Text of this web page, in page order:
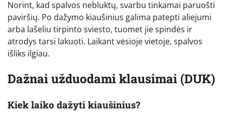
Norint, kad spalvos nebluktų, svarbu tinkamai paruošti
paviršių. Po dažymo kiaušinius galima patepti aliejumi
arba lašeliu tirpinto sviesto, tuomet jie spindės ir
atrodys tarsi lakuoti. Laikant vėsioje vietoje, spalvos
išliks ilgiau.
Dažnai užduodami klausimai (DUK)
Kiek laiko dažyti kiaušinius?